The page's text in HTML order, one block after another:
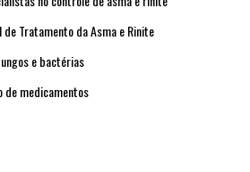
Tratamento da Asma e Rinite
e bactérias
de medicamentos